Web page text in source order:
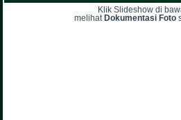
Klik Slideshow di
melihat Dokumentasi Foto